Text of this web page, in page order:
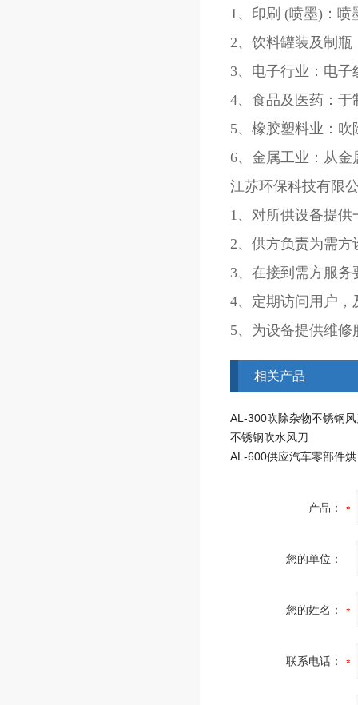
1、印刷 (喷墨)：
2、饮料罐装及制
3、电子行业：电
4、食品及医药：
5、橡胶塑料业：
6、金属工业：从
江苏环保科技有限
1、对所供设备提
2、供方负责为需
3、在接到需方服
4、定期访问用户
5、为设备提供维
相关产品
AL-300吹除杂物不锈钢
不锈钢吹水风刀
产品：
您的单位：
您的姓名：
联系电话：